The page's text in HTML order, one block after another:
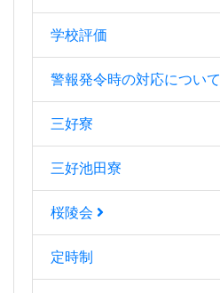
学校評価
警報発令時の対応について
三好寮
三好池田寮
桜陵会
定時制